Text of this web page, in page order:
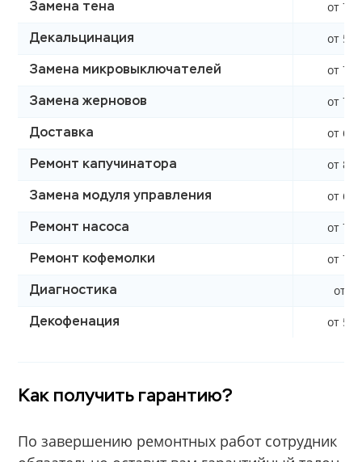
Замена тена от
Декальцинация от
Замена микровыключателей от
Замена жерновов от
Доставка от
Ремонт капучинатора от
Замена модуля управления от
Ремонт насоса от
Ремонт кофемолки от
Диагностика от 0
Декофенация от
Как получить гарантию?
По завершению ремонтных работ сотрудник